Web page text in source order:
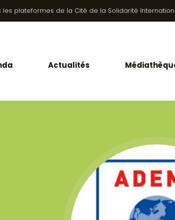
les plateformes de la Cité de la Solidarité
Actualités